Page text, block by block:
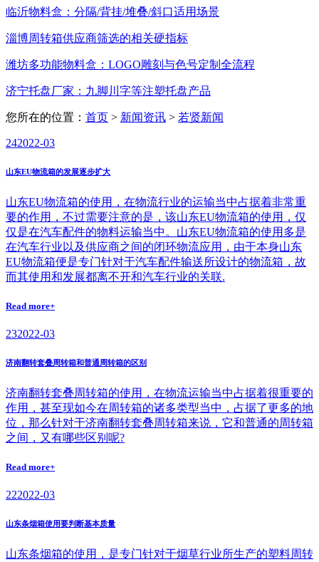
临沂物料盒：分隔/背挂/堆叠/斜口适用场景
淄博周转箱供应商筛选的相关硬指标
潍坊多功能物料盒：LOGO雕刻与色号定制全流程
济宁托盘厂家：九脚川字等注塑托盘产品
您所在的位置： 首页 > 新闻资讯 > 若贤新闻
242022-03
山东EU物流箱的发展逐步扩大
山东EU物流箱的使用，在物流行业的运输当中占据着非常重
要的作用，不过需要注意的是，该山东EU物流箱的使用，仅
仅是在汽车配件的物料运输当中。山东EU物流箱的使用多是
在汽车行业以及供应商之间的闭环物流应用，由于本身山东
EU物流箱便是专门针对于汽车配件输送所设计的物流箱，故
而其使用和发展都离不开和汽车行业的关联.
Read more+
232022-03
济南翻转套叠周转箱和普通周转箱的区别
济南翻转套叠周转箱的使用，在物流运输当中占据着很重要的
作用，甚至现如今在周转箱的诸多类型当中，占据了更多的地
位，那么针对于济南翻转套叠周转箱来说，它和普通的周转箱
之间，又有哪些区别呢?
Read more+
222022-03
山东条烟箱使用要判断基本质量
山东条烟箱的使用，是专门针对于烟草行业所生产的塑料周转